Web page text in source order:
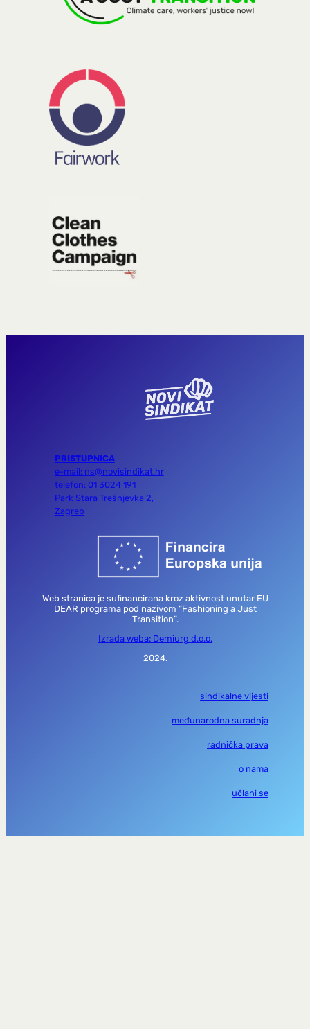
PRISTUPNICA
e-mail: ns@novisindikat.hr
telefon: 01 3024 191
Park Stara Trešnjevka 2,
Zagreb
Web stranica je sufinancirana kroz aktivnost unutar EU
DEAR programa pod nazivom “Fashioning a Just
Transition”.
Izrada weba: Demiurg d.o.o.
2024.
sindikalne vijesti
međunarodna suradnja
radnička prava
o nama
učlani se